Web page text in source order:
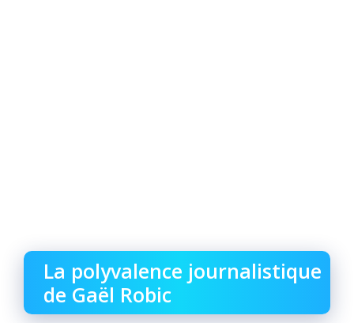
La polyvalence journalistique
de Gaël Robic